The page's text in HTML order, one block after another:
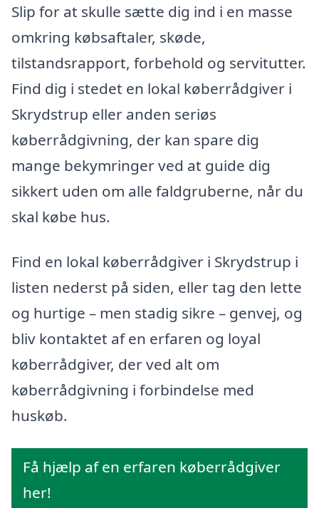
Slip for at skulle sætte dig ind i en masse
omkring købsaftaler, skøde,
tilstandsrapport, forbehold og servitutter.
Find dig i stedet en lokal køberrådgiver i
Skrydstrup eller anden seriøs
køberrådgivning, der kan spare dig
mange bekymringer ved at guide dig
sikkert uden om alle faldgruberne, når du
skal købe hus.
Find en lokal køberrådgiver i Skrydstrup i
listen nederst på siden, eller tag den lette
og hurtige – men stadig sikre – genvej, og
bliv kontaktet af en erfaren og loyal
køberrådgiver, der ved alt om
køberrådgivning i forbindelse med
huskøb.
Få hjælp af en erfaren køberrådgiver
her!